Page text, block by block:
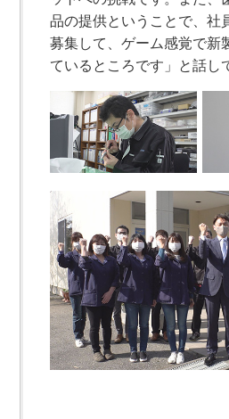
品の提供ということで、社
募集して、ゲーム感覚で新
ているところです」と話し